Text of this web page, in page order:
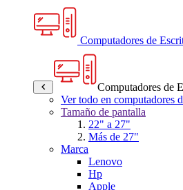
Computadores de
Computadores de
Ver todo en computadores
Tamaño de pantalla
22" a 27"
Más de 27"
Marca
Lenovo
Hp
Apple